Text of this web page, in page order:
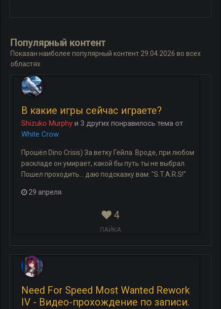
Популярный контент
Показан наиболее популярный контент 29.04.2026 во всех
областях
В какие игры сейчас играете?
Shizuko Murphy и 3 других понравилось тема от
White Crow
Прошёл Dino Crisis) За ветку Гейла. Вроде, при любом
раскладе он умирает, какой бы путь ты не выбрал.
Пошел проходить... даю подсказку вам: "S.T.A.R.S!"
29 апреля
4
ЛАЙКА
Need For Speed Most Wanted Rework
IV - Видео-прохождение по записи.